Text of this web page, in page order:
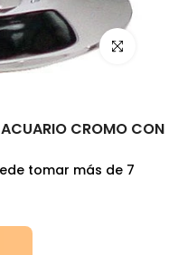
Haz clic para
CROMO CON
tomar más de 7